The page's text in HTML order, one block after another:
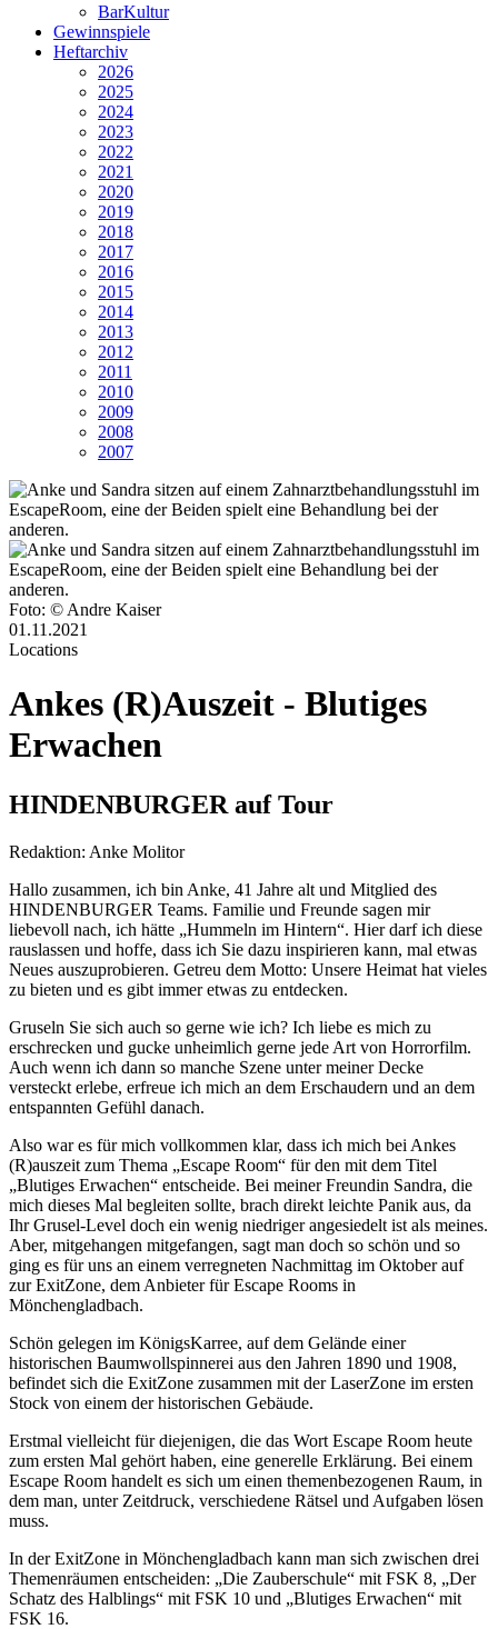
BarKultur
Gewinnspiele
Heftarchiv
2026
2025
2024
2023
2022
2021
2020
2019
2018
2017
2016
2015
2014
2013
2012
2011
2010
2009
2008
2007
Foto: © Andre Kaiser
01.11.2021
Locations
Ankes (R)Auszeit - Blutiges
Erwachen
HINDENBURGER auf Tour
Redaktion: Anke Molitor
Hallo zusammen, ich bin Anke, 41 Jahre alt und Mitglied des
HINDENBURGER Teams. Familie und Freunde sagen mir
liebevoll nach, ich hätte „Hummeln im Hintern“. Hier darf ich diese
rauslassen und hoffe, dass ich Sie dazu inspirieren kann, mal etwas
Neues auszuprobieren. Getreu dem Motto: Unsere Heimat hat vieles
zu bieten und es gibt immer etwas zu entdecken.
Gruseln Sie sich auch so gerne wie ich? Ich liebe es mich zu
erschrecken und gucke unheimlich gerne jede Art von Horrorfilm.
Auch wenn ich dann so manche Szene unter meiner Decke
versteckt erlebe, erfreue ich mich an dem Erschaudern und an dem
entspannten Gefühl danach.
Also war es für mich vollkommen klar, dass ich mich bei Ankes
(R)auszeit zum Thema „Escape Room“ für den mit dem Titel
„Blutiges Erwachen“ entscheide. Bei meiner Freundin Sandra, die
mich dieses Mal begleiten sollte, brach direkt leichte Panik aus, da
Ihr Grusel-Level doch ein wenig niedriger angesiedelt ist als meines.
Aber, mitgehangen mitgefangen, sagt man doch so schön und so
ging es für uns an einem verregneten Nachmittag im Oktober auf
zur ExitZone, dem Anbieter für Escape Rooms in
Mönchengladbach.
Schön gelegen im KönigsKarree, auf dem Gelände einer
historischen Baumwollspinnerei aus den Jahren 1890 und 1908,
befindet sich die ExitZone zusammen mit der LaserZone im ersten
Stock von einem der historischen Gebäude.
Erstmal vielleicht für diejenigen, die das Wort Escape Room heute
zum ersten Mal gehört haben, eine generelle Erklärung. Bei einem
Escape Room handelt es sich um einen themenbezogenen Raum, in
dem man, unter Zeitdruck, verschiedene Rätsel und Aufgaben lösen
muss.
In der ExitZone in Mönchengladbach kann man sich zwischen drei
Themenräumen entscheiden: „Die Zauberschule“ mit FSK 8, „Der
Schatz des Halblings“ mit FSK 10 und „Blutiges Erwachen“ mit
FSK 16.